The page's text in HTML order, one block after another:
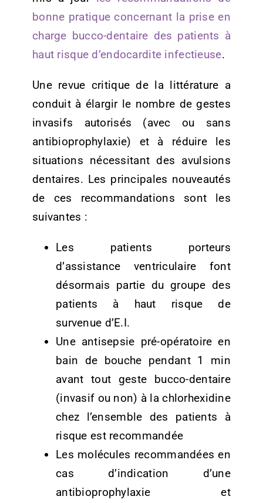
bonne pratique concernant la prise en
charge bucco-dentaire des patients à
haut risque d’endocardite infectieuse.
Une revue critique de la littérature a
conduit à élargir le nombre de gestes
invasifs autorisés (avec ou sans
antibioprophylaxie) et à réduire les
situations nécessitant des avulsions
dentaires. Les principales nouveautés
de ces recommandations sont les
suivantes :
Les patients porteurs
d’assistance ventriculaire font
désormais partie du groupe des
patients à haut risque de
survenue d’E.I.
Une antisepsie pré-opératoire en
bain de bouche pendant 1 min
avant tout geste bucco-dentaire
(invasif ou non) à la chlorhexidine
chez l’ensemble des patients à
risque est recommandée
Les molécules recommandées en
cas d’indication d’une
antibioprophylaxie et